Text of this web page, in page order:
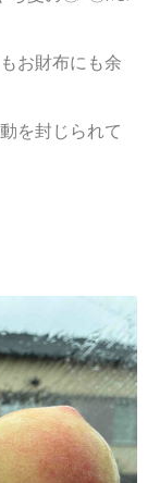
お財布にも余
を封じられて